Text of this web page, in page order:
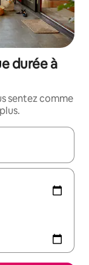
durée à
sentez comme
flèches vers le